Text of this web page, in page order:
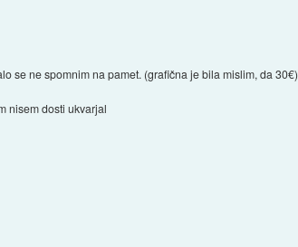
se ne spomnim na pamet. (grafična je bila mislim, da 30€)
nisem dosti ukvarjal